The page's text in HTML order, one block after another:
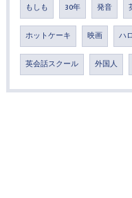
もしも 30年 発音
ホットケーキ 映画 ハ
英会話スクール 外国人